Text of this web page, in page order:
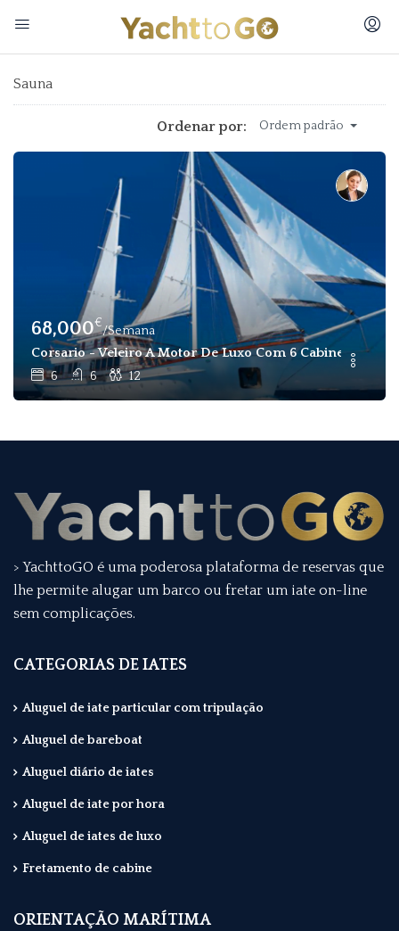
Sauna
Ordenar por: Ordem padrão
68,000€
/Semana
Corsario - Veleiro A Motor De Luxo Com 6 Cabines E 12
6 6 12
> YachttoGO é uma poderosa plataforma de reservas que
lhe permite alugar um barco ou fretar um iate on-line
sem complicações.
CATEGORIAS DE IATES
Aluguel de iate particular com tripulação
Aluguel de bareboat
Aluguel diário de iates
Aluguel de iate por hora
Aluguel de iates de luxo
Fretamento de cabine
ORIENTAÇÃO MARÍTIMA